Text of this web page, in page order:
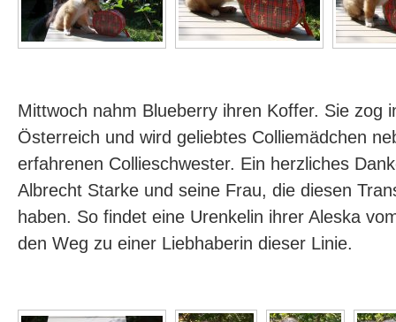
Mittwoch nahm Blueberry ihren Koffer. Sie zog
Österreich und wird geliebtes Colliemädchen
erfahrenen Collieschwester. Ein herzliches
Albrecht Starke und seine Frau, die diesen
haben. So findet eine Urenkelin ihrer Aleska
den Weg zu einer Liebhaberin dieser Linie.